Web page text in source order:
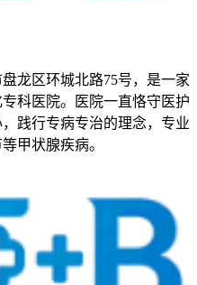
龙区环城北路75号，是一家
科医院。医院一直恪守医护
践行专病专治的理念，专业
甲状腺疾病。